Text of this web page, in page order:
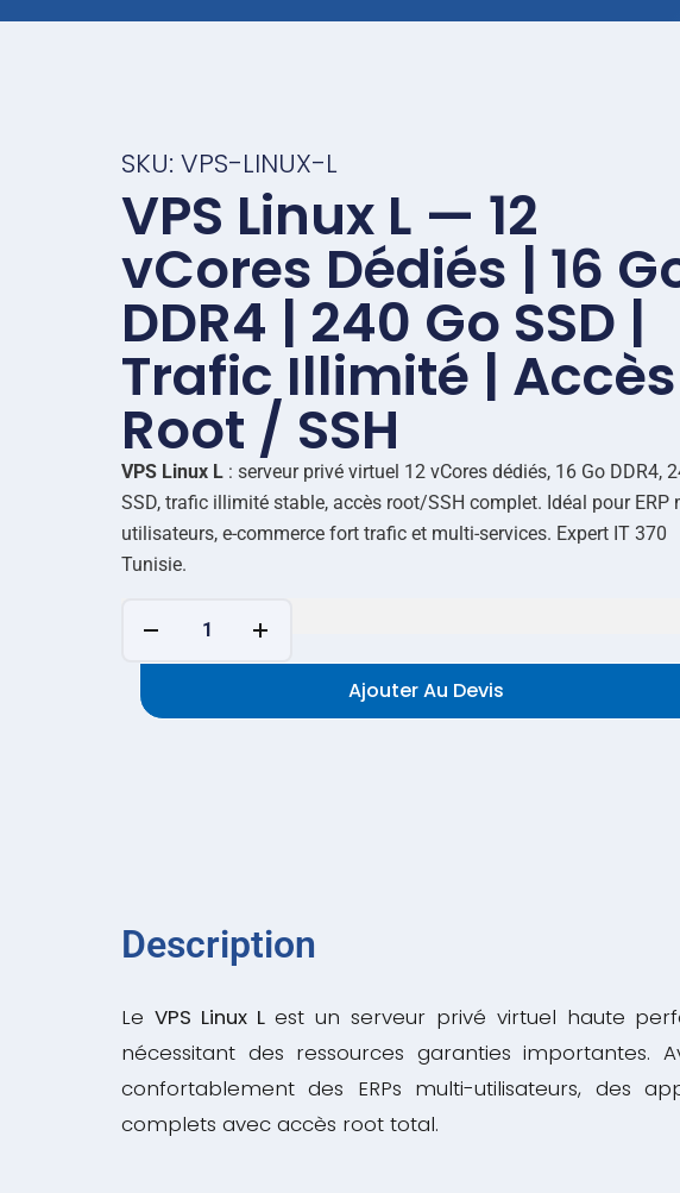
SKU: VPS-LINUX-L
VPS Linux L — 12
vCores Dédiés | 16
DDR4 | 240 Go SSD |
Trafic Illimité | Accès
Root / SSH
VPS Linux L : serveur privé virtuel 12 vCores dédiés, 16 Go DDR4,
SSD, trafic illimité stable, accès root/SSH complet. Idéal pour ERP
utilisateurs, e-commerce fort trafic et multi-services. Expert IT 370
Tunisie.
Ajouter Au Devis
Description
Le VPS Linux Lest un serveur privé virtuel haute
nécessitant des ressources garanties importantes.
confortablement des ERPs multi-utilisateurs, des
complets avec accès root total.